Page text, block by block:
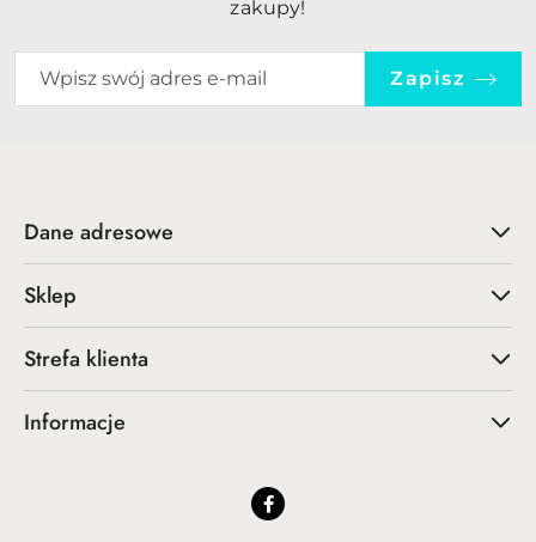
zakupy!
Zapisz
Dane adresowe
Sklep
Strefa klienta
Informacje